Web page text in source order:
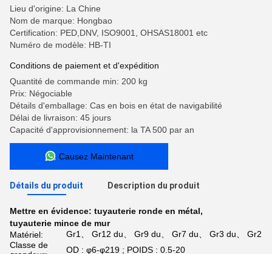
Lieu d'origine: La Chine
Nom de marque: Hongbao
Certification: PED,DNV, ISO9001, OHSAS18001 etc
Numéro de modèle: HB-TI
Conditions de paiement et d'expédition
Quantité de commande min: 200 kg
Prix: Négociable
Détails d'emballage: Cas en bois en état de navigabilité
Délai de livraison: 45 jours
Capacité d'approvisionnement: la TA 500 par an
Causez Maintenant
Détails du produit Description du produit
Mettre en évidence: tuyauterie ronde en métal,
tuyauterie mince de mur
Matériel:
Gr1、 Gr12 du、 Gr9 du、 Gr7 du、 Gr3 du、 Gr2
Classe de
OD : φ6-φ219 ; POIDS : 0.5-20